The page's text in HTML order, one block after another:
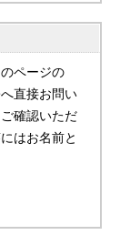
ページの
直接お問い
確認いただ
はお名前と